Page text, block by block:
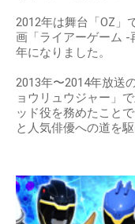
2012年は舞台「OZ」
画「ライアーゲーム
年になりました。
2013年〜2014年放送
ョウリュウジャー」
ッド役を務めたこと
と人気俳優への道を駆